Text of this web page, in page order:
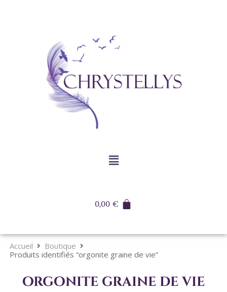
0,00€
Accueil
Boutique
Produits identifiés “orgonite graine de vie”
orgonite graine de vie